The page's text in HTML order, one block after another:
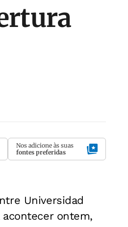
Nos adicione às suas
fontes preferidas
Universidad
ontem,